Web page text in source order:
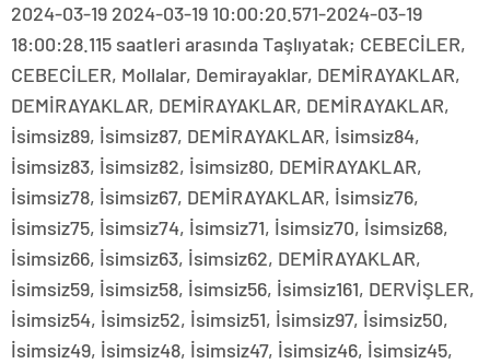
2024-03-19 2024-03-19 10:00:20.571-2024-03-19
18:00:28.115 saatleri arasında Taşlıyatak; CEBECİLER,
CEBECİLER, Mollalar, Demirayaklar, DEMİRAYAKLAR,
DEMİRAYAKLAR, DEMİRAYAKLAR, DEMİRAYAKLAR,
İsimsiz89, İsimsiz87, DEMİRAYAKLAR, İsimsiz84,
İsimsiz83, İsimsiz82, İsimsiz80, DEMİRAYAKLAR,
İsimsiz78, İsimsiz67, DEMİRAYAKLAR, İsimsiz76,
İsimsiz75, İsimsiz74, İsimsiz71, İsimsiz70, İsimsiz68,
İsimsiz66, İsimsiz63, İsimsiz62, DEMİRAYAKLAR,
İsimsiz59, İsimsiz58, İsimsiz56, İsimsiz161, DERVİŞLER,
İsimsiz54, İsimsiz52, İsimsiz51, İsimsiz97, İsimsiz50,
İsimsiz49, İsimsiz48, İsimsiz47, İsimsiz46, İsimsiz45,